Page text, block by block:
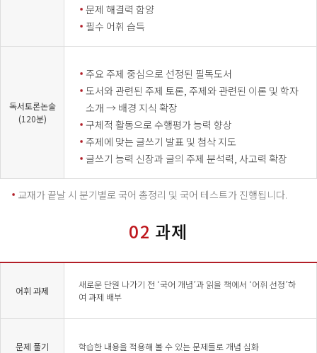
문제 해결력 함양
필수 어휘 습득
독서토론논술
(120분)
주요 주제 중심으로 선정된 필독도서
도서와 관련된 주제 토론, 주제와 관련된 이론 및 학자
소개 → 배경 지식 확장
구체적 활동으로 수행평가 능력 향상
주제에 맞는 글쓰기 발표 및 첨삭 지도
글쓰기 능력 신장과 글의 주제 분석력, 사고력 확장
교재가 끝날 시 분기별로 국어 총정리 및 국어 테스트가 진행됩니다.
02 과제
어휘 과제
새로운 단원 나가기 전 ‘국어 개념’과 읽을 책에서 ‘어휘 선정’하
여 과제 배부
문제 풀기 학습한 내용을 적용해 볼 수 있는 문제들로 개념 심화